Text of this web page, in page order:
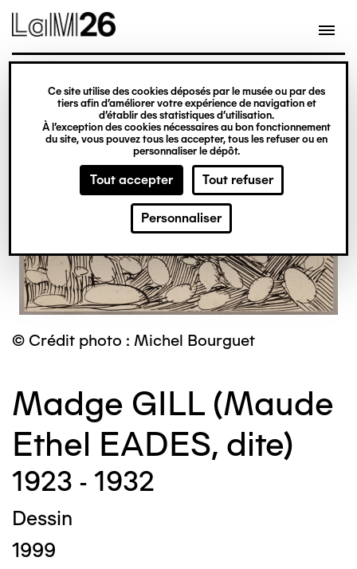
Gestion des cookies
Ce site utilise des cookies déposés par le musée ou par des
tiers afin d’améliorer votre expérience de navigation et
d’établir des statistiques d’utilisation.
À l’exception des cookies nécessaires au bon fonctionnement
du site, vous pouvez tous les accepter, tous les refuser ou en
personnaliser le dépôt.
Tout accepter Tout refuser
Personnaliser
contenu
© Crédit photo : Michel Bourguet
Madge GILL (Maude
Ethel EADES, dite)
1923 - 1932
Dessin
1999